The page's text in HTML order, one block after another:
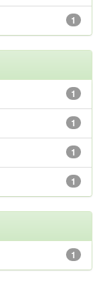
1
1
1
1
1
1